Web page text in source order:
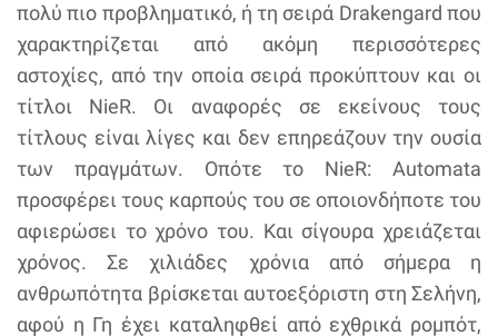
πολύ πιο προβληματικό, ή τη σειρά Drakengard που
χαρακτηρίζεται από ακόμη περισσότερες
αστοχίες, από την οποία σειρά προκύπτουν και οι
τίτλοι NieR. Οι αναφορές σε εκείνους τους
τίτλους είναι λίγες και δεν επηρεάζουν την ουσία
των πραγμάτων. Οπότε το NieR: Automata
προσφέρει τους καρπούς του σε οποιονδήποτε του
αφιερώσει το χρόνο του. Και σίγουρα χρειάζεται
χρόνος. Σε χιλιάδες χρόνια από σήμερα η
ανθρωπότητα βρίσκεται αυτοεξόριστη στη Σελήνη,
αφού η Γη έχει καταληφθεί από εχθρικά ρομπότ,